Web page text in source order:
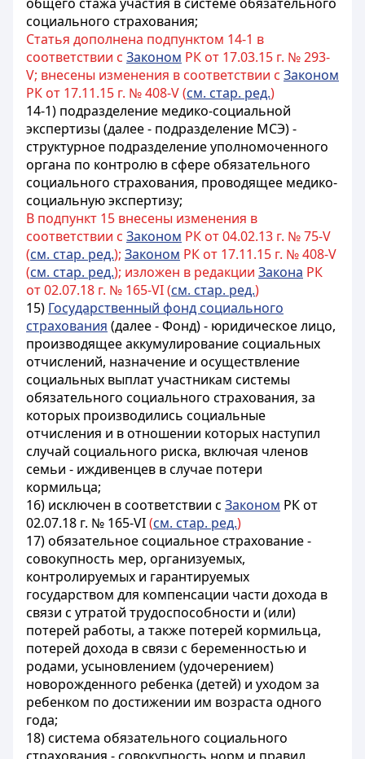
социального страхования;
Статья дополнена подпунктом 14-1 в
соответствии с Законом РК от 17.03.15 г. № 293-
V; внесены изменения в соответствии с Законом
РК от 17.11.15 г. № 408-V (см. стар. ред.)
14-1) подразделение медико-социальной
экспертизы (далее - подразделение МСЭ) -
структурное подразделение уполномоченного
органа по контролю в сфере обязательного
социального страхования, проводящее медико-
социальную экспертизу;
В подпункт 15 внесены изменения в
соответствии с Законом РК от 04.02.13 г. № 75-V
(см. стар. ред.); Законом РК от 17.11.15 г. № 408-V
(см. стар. ред.); изложен в редакции Закона РК
от 02.07.18 г. № 165-VI (см. стар. ред.)
15) Государственный фонд социального
страхования (далее - Фонд) - юридическое лицо,
производящее аккумулирование социальных
отчислений, назначение и осуществление
социальных выплат участникам системы
обязательного социального страхования, за
которых производились социальные
отчисления и в отношении которых наступил
случай социального риска, включая членов
семьи - иждивенцев в случае потери
кормильца;
16) исключен в соответствии с Законом РК от
02.07.18 г. № 165-VI(см. стар. ред.)
17) обязательное социальное страхование -
совокупность мер, организуемых,
контролируемых и гарантируемых
государством для компенсации части дохода в
связи с утратой трудоспособности и (или)
потерей работы, а также потерей кормильца,
потерей дохода в связи с беременностью и
родами, усыновлением (удочерением)
новорожденного ребенка (детей) и уходом за
ребенком по достижении им возраста одного
года;
18) система обязательного социального